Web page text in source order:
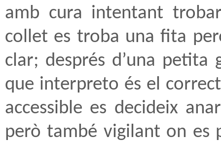
amb cura intentant
collet es troba una fita
clar; després d’una petita
que interpreto és el
accessible es decideix
però també vigilant on es